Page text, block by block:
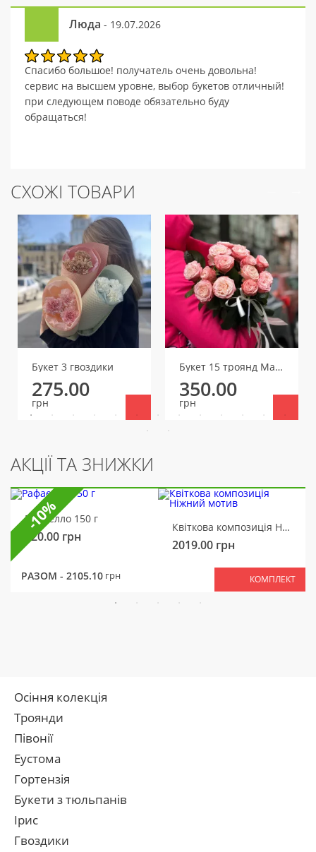
Люда - 19.07.2026
Спасибо большое! получатель очень довольна!
сервис на высшем уровне, выбор букетов отличный!
при следующем поводе обязательно буду
обращаться!
СХОЖІ ТОВАРИ
Букет 3 гвоздики
275.00
грн
Букет 15 троянд Мадам Бомбастік (один бутон)
350.00
грн
АКЦІЇ ТА ЗНИЖКИ
Рафаелло 150 г
320.00 грн
Квіткова композиція Ніжний мотив
2019.00 грн
РАЗОМ - 2105.10 грн КОМПЛЕКТ
-10%
Осіння колекція
Троянди
Півонії
Еустома
Гортензія
Букети з тюльпанів
Ірис
Гвоздики